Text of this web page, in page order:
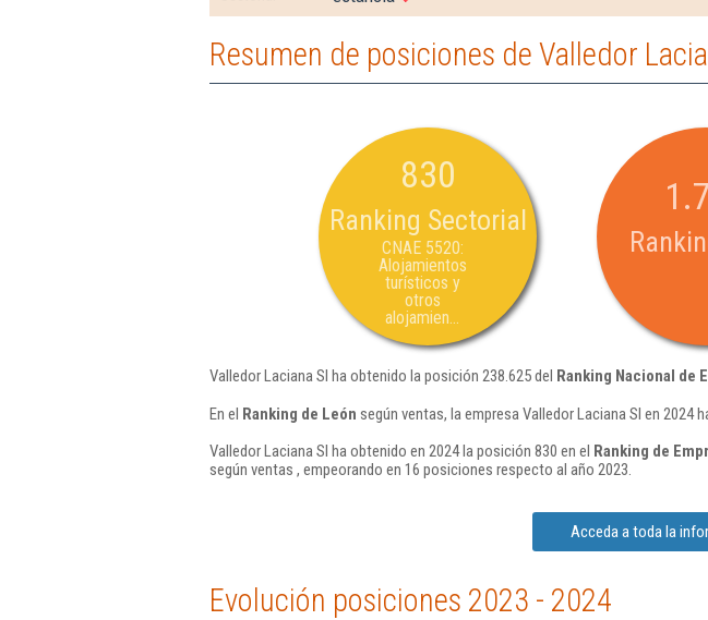
Resumen de posiciones de Valledor
830
Ranking Sectorial
CNAE 5520:
Alojamientos
turísticos y
otros
alojamien...
Valledor Laciana Sl ha obtenido la posición 238.625 del Ranking Nacional de
En el Ranking de León según ventas, la empresa Valledor Laciana Sl en 2024
Valledor Laciana Sl ha obtenido en 2024 la posición 830 en el Ranking de
según ventas , empeorando en 16 posiciones respecto al año 2023.
Acceda a toda la
Evolución posiciones 2023 - 2024